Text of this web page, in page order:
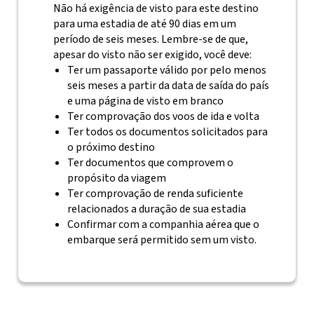
Não há exigência de visto para este destino
para uma estadia de até 90 dias em um
período de seis meses. Lembre-se de que,
apesar do visto não ser exigido, você deve:
Ter um passaporte válido por pelo menos
seis meses a partir da data de saída do país
e uma página de visto em branco
Ter comprovação dos voos de ida e volta
Ter todos os documentos solicitados para
o próximo destino
Ter documentos que comprovem o
propósito da viagem
Ter comprovação de renda suficiente
relacionados a duração de sua estadia
Confirmar com a companhia aérea que o
embarque será permitido sem um visto.